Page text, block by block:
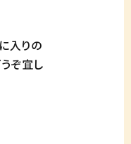
入りの
ぞ宜し